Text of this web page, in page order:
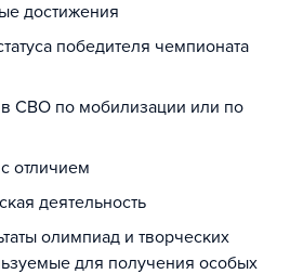
достижения
победителя чемпионата
в СВО по мобилизации или по
с отличием
деятельность
олимпиад и творческих
для получения особых